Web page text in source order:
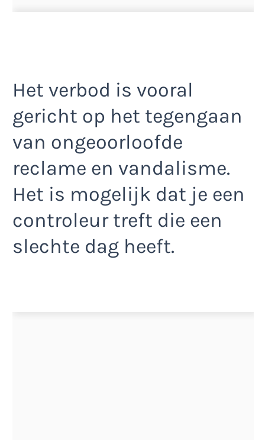
Het verbod is vooral
gericht op het tegengaan
van ongeoorloofde
reclame en vandalisme.
Het is mogelijk dat je een
controleur treft die een
slechte dag heeft.